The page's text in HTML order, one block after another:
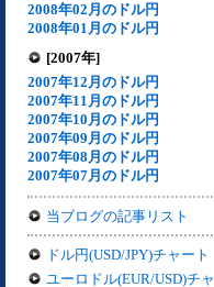
2008年02月のドル円
2008年01月のドル円
[2007年]
2007年12月のドル円
2007年11月のドル円
2007年10月のドル円
2007年09月のドル円
2007年08月のドル円
2007年07月のドル円
当ブログの記事リスト
ドル円(USD/JPY)チャート
ユーロドル(EUR/USD)チャ